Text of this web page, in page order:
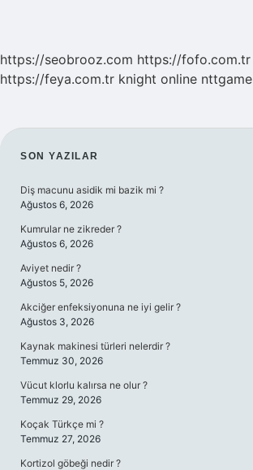
https://seobrooz.com https://fofo.com.tr
https://feya.com.tr knight online nttgame
SIDEBAR
SON YAZILAR
Diş macunu asidik mi bazik mi ?
Ağustos 6, 2026
Kumrular ne zikreder ?
Ağustos 6, 2026
Aviyet nedir ?
Ağustos 5, 2026
Akciğer enfeksiyonuna ne iyi gelir ?
Ağustos 3, 2026
Kaynak makinesi türleri nelerdir ?
Temmuz 30, 2026
Vücut klorlu kalırsa ne olur ?
Temmuz 29, 2026
Koçak Türkçe mi ?
Temmuz 27, 2026
Kortizol göbeği nedir ?